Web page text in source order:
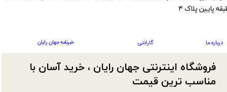
فروشگاه اینترنتی جهان رایان ، خرید آسان با
مناسب ترین قیمت​​​​​​​
درباره ما گارانتی خبرنامه جهان رایان
پایین پلاک ۴